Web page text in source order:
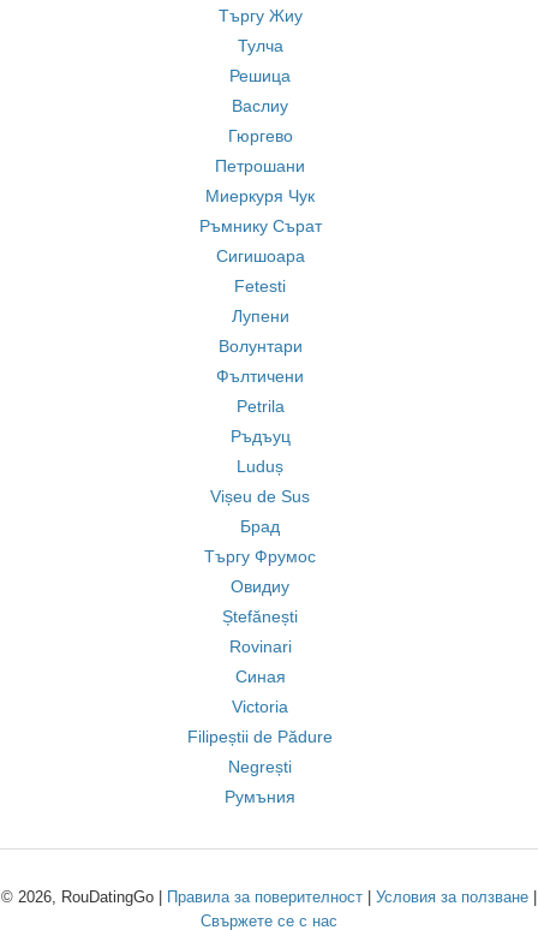
Търгу Жиу
Тулча
Решица
Васлиу
Гюргево
Петрошани
Миеркуря Чук
Ръмнику Сърат
Сигишоара
Fetesti
Лупени
Волунтари
Фълтичени
Petrila
Ръдъуц
Luduș
Vișeu de Sus
Брад
Търгу Фрумос
Овидиу
Ștefănești
Rovinari
Синая
Victoria
Filipeștii de Pădure
Negrești
Румъния
© 2026, RouDatingGo | Правила за поверителност Условия за ползване
Свържете се с нас